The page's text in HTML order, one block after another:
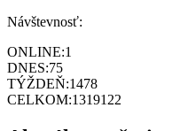
Návštevnosť:
ONLINE:1
DNES:75
TÝŽDEŇ:1478
CELKOM:1319122